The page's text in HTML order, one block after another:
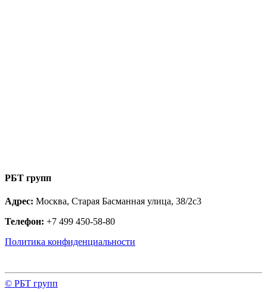
РБТ групп
Адрес: Москва, Старая Басманная улица, 38/2с3
Телефон: +7 499 450-58-80
Политика конфиденциальности
© РБТ групп